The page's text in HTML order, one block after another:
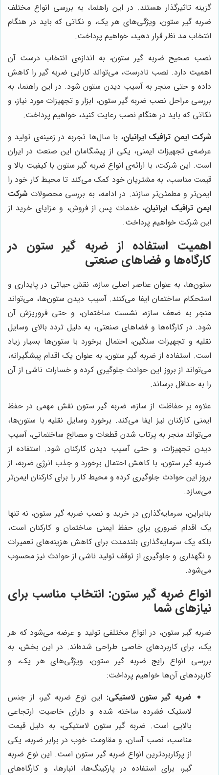
گزینه تاثیرگذار هستند. در این راهنما، به بررسی انواع مختلف
ضربه گیر ستون، ویژگی‌های هر یک، و نکاتی که باید در هنگام
انتخاب مد نظر قرار دهید، خواهیم پرداخت.
نصب صحیح ضربه گیر ستون، به اندازه‌ی انتخاب درست آن
اهمیت دارد. نصب نادرست، می‌تواند کارایی ضربه گیر را کاهش
داده و حتی منجر به آسیب دیدن ستون شود. در این راهنما، به
بررسی مراحل نصب ضربه گیر ستون، ابزار و تجهیزات مورد نیاز، و
نکاتی که باید در هنگام نصب رعایت کنید، خواهیم پرداخت.
شرکت ایمن ترافیک ایرانیان، با سال‌ها تجربه در زمینه‌ی تولید و
عرضه‌ی تجهیزات ایمنی، یکی از پیشگامان این صنعت در ایران
است. این شرکت، با ارائه‌ی انواع ضربه گیر ستون با کیفیت بالا و
قیمت مناسب، به مشتریان خود کمک می‌کند تا محیط کار خود را
ایمن‌تر و مطمئن‌تر سازند. در ادامه، به بررسی محصولات شرکت
ایمن ترافیک ایرانیان، خدمات پس از فروش، و مزایای خرید از
این شرکت خواهیم پرداخت.
اهمیت استفاده از ضربه گیر ستون در
کارگاه‌ها و فضاهای صنعتی
ستون‌ها، به عنوان عناصر اصلی سازه، نقش حیاتی در پایداری و
استحکام ساختمان ایفا می‌کنند. آسیب دیدن ستون‌ها، می‌تواند
منجر به ضعف سازه، نشست ساختمان، و حتی فروریزش آن
شود. در کارگاه‌ها و فضاهای صنعتی، به دلیل تردد بالای وسایل
نقلیه و تجهیزات سنگین، احتمال برخورد با ستون‌ها بسیار زیاد
است. استفاده از ضربه گیر ستون، به عنوان یک اقدام پیشگیرانه،
می‌تواند از بروز این حوادث جلوگیری کرده و خسارات ناشی از آن
را به حداقل برساند.
علاوه بر حفاظت از سازه، ضربه گیر ستون نقش مهمی در حفظ
ایمنی کارکنان نیز ایفا می‌کند. برخورد وسایل نقلیه با ستون‌ها،
می‌تواند منجر به پرتاب شدن قطعات و مصالح ساختمانی، آسیب
دیدن تجهیزات، و حتی آسیب دیدن کارکنان شود. استفاده از
ضربه گیر ستون، با کاهش احتمال برخورد و جذب انرژی ضربه، از
بروز این حوادث جلوگیری کرده و محیط کار را برای کارکنان ایمن‌تر
می‌سازد.
بنابراین، سرمایه‌گذاری در خرید و نصب ضربه گیر ستون، نه تنها
یک اقدام ضروری برای حفظ ایمنی ساختمان و کارکنان است،
بلکه یک سرمایه‌گذاری بلندمدت برای کاهش هزینه‌های تعمیرات
و نگهداری و جلوگیری از توقف تولید ناشی از حوادث نیز محسوب
می‌شود.
انواع ضربه گیر ستون: انتخاب مناسب برای
نیازهای شما
ضربه گیر ستون، در انواع مختلفی تولید و عرضه می‌شود که هر
یک، برای کاربردهای خاصی طراحی شده‌اند. در این بخش، به
بررسی انواع رایج ضربه گیر ستون، ویژگی‌های هر یک، و
کاربردهای آن‌ها خواهیم پرداخت:
ضربه گیر ستون لاستیکی: این نوع ضربه گیر، از جنس
لاستیک فشرده ساخته شده و دارای خاصیت ارتجاعی
بالایی است. ضربه گیر ستون لاستیکی، به دلیل قیمت
مناسب، نصب آسان، و مقاومت خوب در برابر ضربه، یکی
از پرکاربردترین انواع ضربه گیر ستون است. این نوع ضربه
گیر، برای استفاده در پارکینگ‌ها، انبارها، و کارگاه‌های